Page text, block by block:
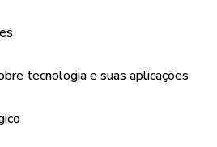
tecnologia e suas aplicações